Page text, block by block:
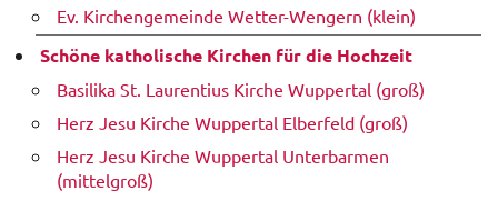
Ev. Kirchengemeinde Wetter-Wengern (klein)
Schöne katholische Kirchen für die Hochzeit
Basilika St. Laurentius Kirche Wuppertal (groß)
Herz Jesu Kirche Wuppertal Elberfeld (groß)
Herz Jesu Kirche Wuppertal Unterbarmen
(mittelgroß)